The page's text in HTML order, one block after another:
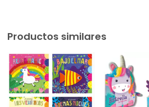
Productos similares